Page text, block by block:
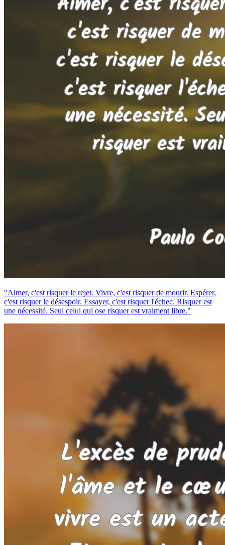
"Aimer, c'est risquer le rejet. Vivre, c'est risquer de mourir. Espérer,
c'est risquer le désespoir. Essayer, c'est risquer l'échec. Risquer est
une nécessité. Seul celui qui ose risquer est vraiment libre."